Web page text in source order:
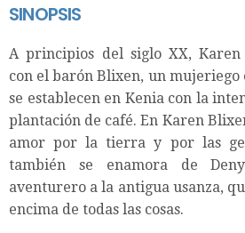
SINOPSIS
A principios del siglo XX,
con el barón Blixen, un mujeriego
se establecen en Kenia con la
plantación de café. En Karen
amor por la tierra y por las
también se enamora de
aventurero a la antigua usanza,
encima de todas las cosas.